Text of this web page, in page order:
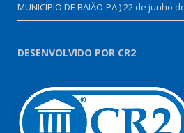
MUNICIPIO DE BAIÃO-PA.)22 de junho
DESENVOLVIDO POR CR2